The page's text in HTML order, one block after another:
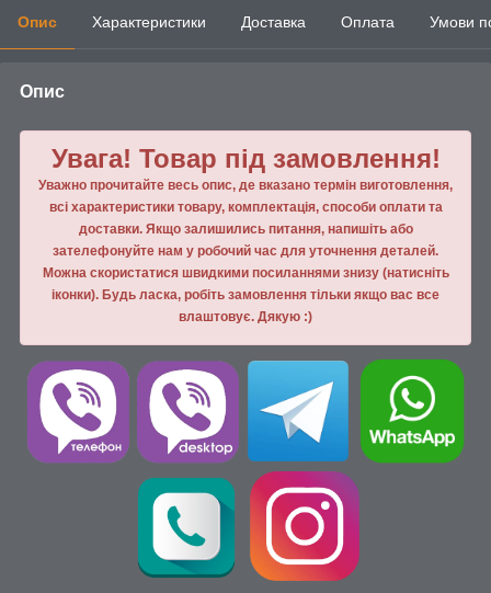
Опис Характеристики Доставка Оплата Умови
Опис
Увага! Товар під замовлення!
Уважно прочитайте весь опис, де вказано термін виготовлення,
всі характеристики товару, комплектація, способи оплати та
доставки. Якщо залишились питання, напишiть або
зателефонуйте нам у робочий час для уточнення деталей.
Можна скористатися швидкими посиланнями знизу (натисніть
іконки). Будь ласка, робiть замовлення тiльки якщо вас все
влаштовує. Дякую :)